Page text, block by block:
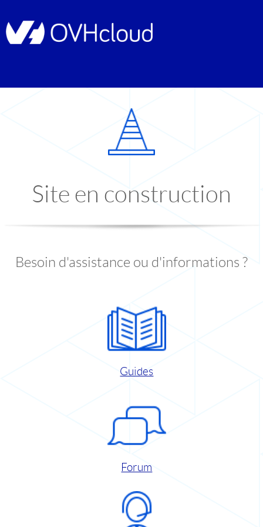
Site en construction
Besoin d'assistance ou d'informations ?
Guides
Forum